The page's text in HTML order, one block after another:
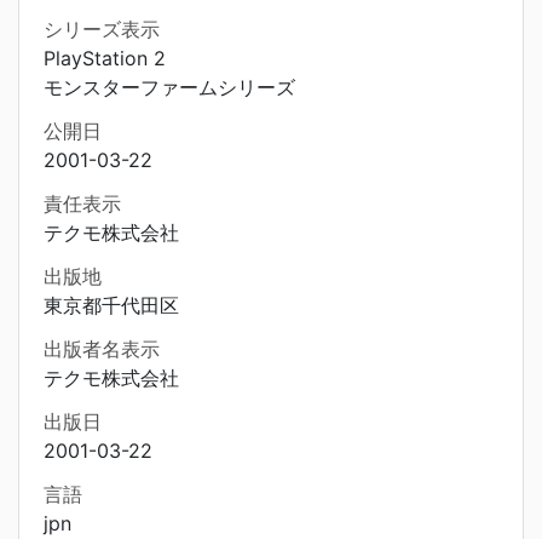
シリーズ表示
PlayStation 2
モンスターファームシリーズ
公開日
2001-03-22
責任表示
テクモ株式会社
出版地
東京都千代田区
出版者名表示
テクモ株式会社
出版日
2001-03-22
言語
jpn